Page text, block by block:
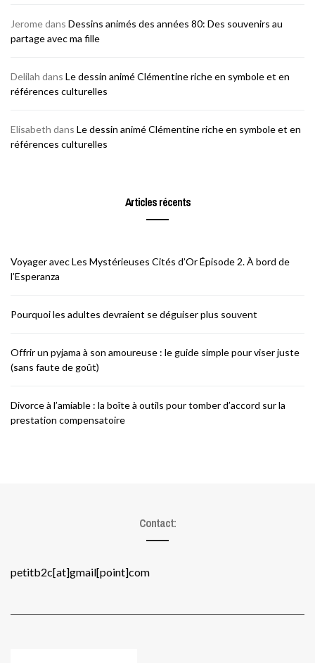
Jeromedans Dessins animés des années 80: Des souvenirs au
partage avec ma fille
Delilah dans Le dessin animé Clémentine riche en symbole et en
références culturelles
Elisabeth dans Le dessin animé Clémentine riche en symbole et en
références culturelles
Articles récents
Voyager avec Les Mystérieuses Cités d’Or Épisode 2. À bord de
l’Esperanza
Pourquoi les adultes devraient se déguiser plus souvent
Offrir un pyjama à son amoureuse : le guide simple pour viser juste
(sans faute de goût)
Divorce à l’amiable : la boîte à outils pour tomber d’accord sur la
prestation compensatoire
Contact:
petitb2c[at]gmail[point]com